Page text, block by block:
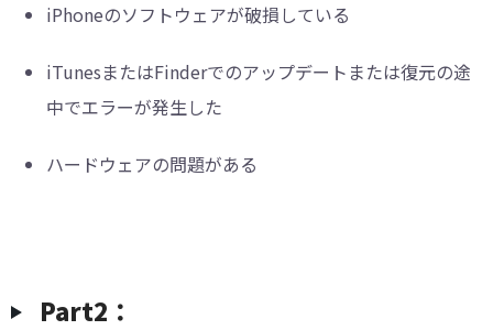
iPhoneのソフトウェアが破損している
iTunesまたはFinderでのアップデートまたは復元の途
中でエラーが発生した
ハードウェアの問題がある
Part2：